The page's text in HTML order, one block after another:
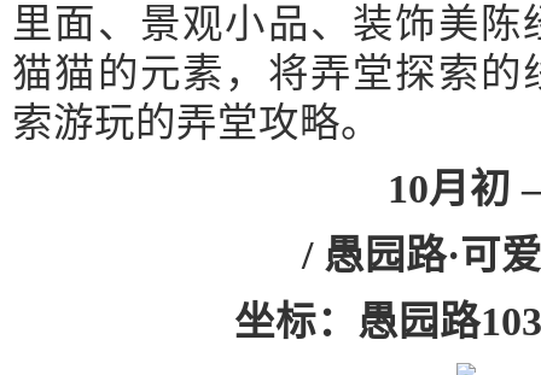
里面、景观小品、装饰美
猫猫的元素，将弄堂探索
索游玩的弄堂攻略。
10月初
/ 愚园路·可
坐标：愚园路